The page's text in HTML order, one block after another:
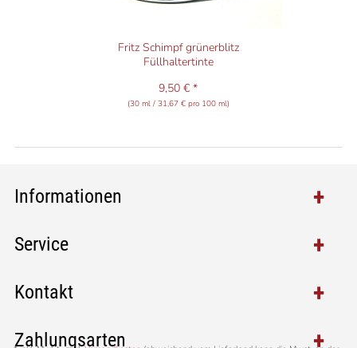
Fritz Schimpf grünerblitz
Füllhaltertinte
9,50 € *
(30 ml / 31,67 € pro 100 ml)
Informationen
Service
Kontakt
Zahlungsarten